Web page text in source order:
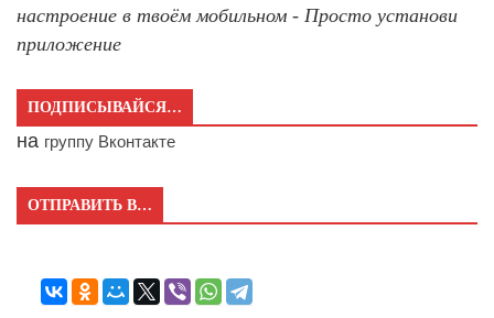
настроение в твоём мобильном - Просто установи
приложение
ПОДПИСЫВАЙСЯ…
на группу Вконтакте
ОТПРАВИТЬ В…